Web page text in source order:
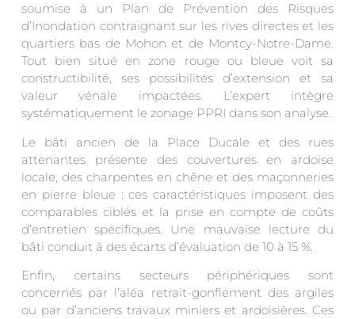
soumise à un Plan de Prévention des Risques
d’Inondation contraignant sur les rives directes et les
quartiers bas de Mohon et de Montcy-Notre-Dame.
Tout bien situé en zone rouge ou bleue voit sa
constructibilité, ses possibilités d’extension et sa
valeur vénale impactées. L’expert intègre
systématiquement le zonage PPRI dans son analyse.
Le bâti ancien de la Place Ducale et des rues
attenantes présente des couvertures en ardoise
locale, des charpentes en chêne et des maçonneries
en pierre bleue : ces caractéristiques imposent des
comparables ciblés et la prise en compte de coûts
d’entretien spécifiques. Une mauvaise lecture du
bâti conduit à des écarts d’évaluation de 10 à 15 %.
Enfin, certains secteurs périphériques sont
concernés par l’aléa retrait-gonflement des argiles
ou par d’anciens travaux miniers et ardoisières. Ces